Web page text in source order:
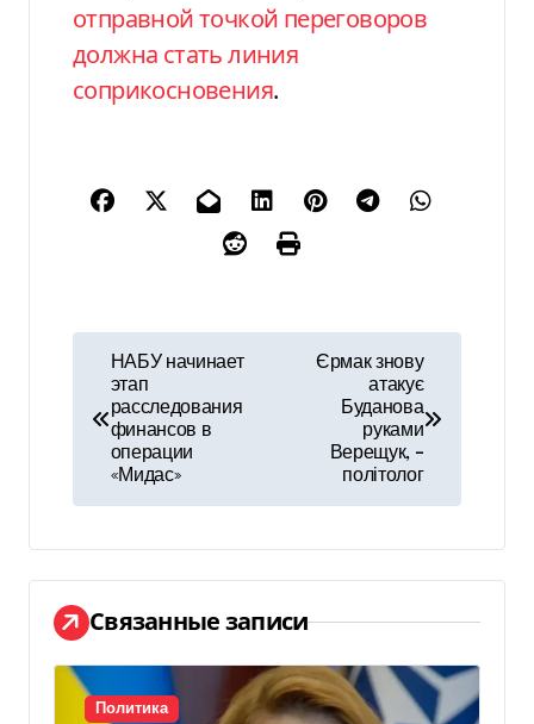
отправной точкой переговоров
должна стать линия
соприкосновения.
и
г
а
ц
и
НАБУ начинает
этап
расследования
финансов в
операции
«Мидас»
Єрмак знову
атакує
Буданова
руками
Верещук, –
політолог
Связанные записи
Политика